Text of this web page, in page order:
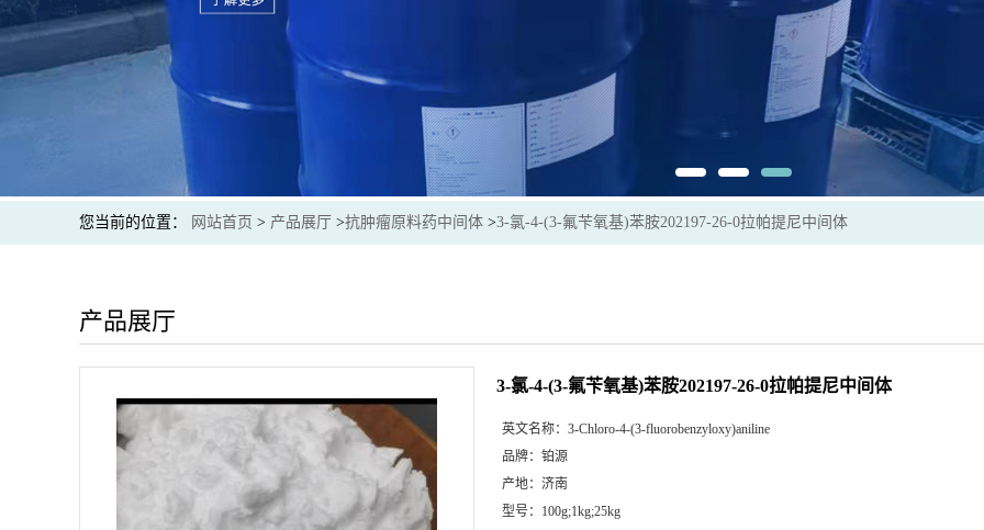
您当前的位置： 网站首页 > 产品展厅 >抗肿瘤原料药中间体 >3-氯-4-(3-氟苄氧基)苯胺202197-26-0拉帕提尼中间体
产品展厅
3-氯-4-(3-氟苄氧基)苯胺202197-26-0拉帕提尼中间体
英文名称： 3-Chloro-4-(3-fluorobenzyloxy)aniline
品牌： 铂源
产地： 济南
型号： 100g;1kg;25kg